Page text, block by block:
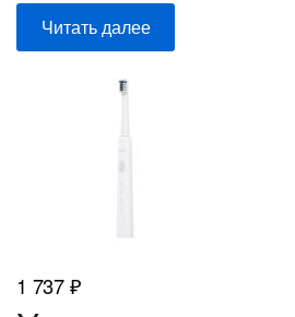
Читать далее
1 737₽